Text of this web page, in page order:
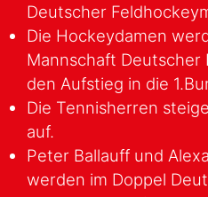
Deutscher
Die Hockeydamen
Mannschaft Deutscher
den Aufstieg in die
Die Tennisherren
auf.
Peter Ballauff und
werden im Doppel